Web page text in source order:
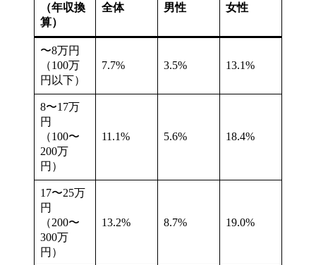
（年収換
算）
全体 男性 女性
〜8万円
（100万
円以下）
7.7% 3.5% 13.1%
8〜17万
円
（100〜
200万
円）
11.1% 5.6% 18.4%
17〜25万
円
（200〜
300万
円）
13.2% 8.7% 19.0%